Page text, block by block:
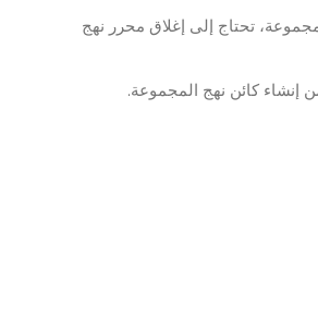
إلى إغلاق محرر نهج
كائن نهج المجموعة.